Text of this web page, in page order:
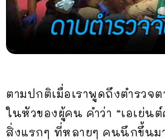
ตามปกติเมื่อเราพูดถึงตำรว
ในหัวของผู้คน คำว่า “เอเย่นต์
สิ่งแรกๆ ที่หลายๆ คนนึกขึ้นม